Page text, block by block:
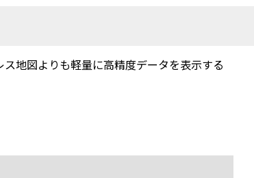
地図よりも軽量に高精度データを表示する